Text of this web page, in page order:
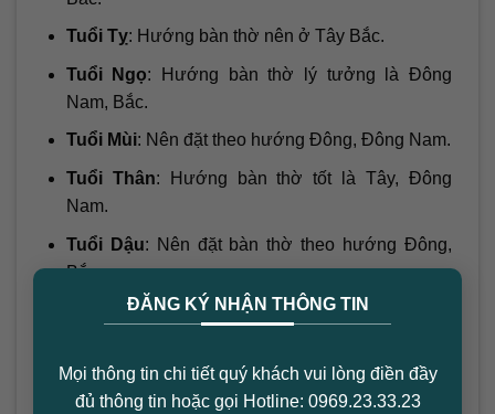
ĐĂNG KÝ NHẬN THÔNG TIN
Mọi thông tin chi tiết quý khách vui lòng điền đầy
đủ thông tin hoặc gọi Hotline: 0969.23.33.23
Tuổi Tỵ: Hướng bàn thờ nên ở Tây Bắc.
Tuổi Ngọ: Hướng bàn thờ lý tưởng là Đông
Nam, Bắc.
Tuổi Mùi: Nên đặt theo hướng Đông, Đông Nam.
Tuổi Thân: Hướng bàn thờ tốt là Tây, Đông
Nam.
Tuổi Dậu: Nên đặt bàn thờ theo hướng Đông,
Bắc.
Tuổi Tuất: Hướng bàn thờ lý tưởng là Tây Nam,
Tuổi Hợi : Hướng bàn thờ thích hợp là Tây, Đông
Bắc.